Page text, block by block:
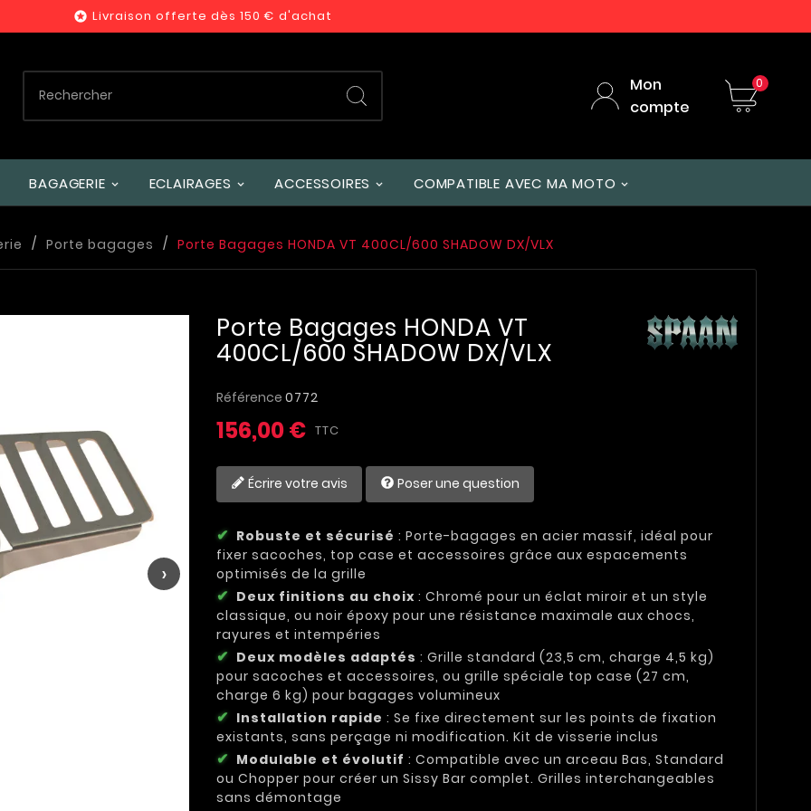
 Livraison offerte dès 150 € d'achat
Mon
compte
0
BAGAGERIE ECLAIRAGES ACCESSOIRES COMPATIBLE AVEC MA MOTO
Porte bagages Porte Bagages HONDA VT 400CL/600 SHADOW DX/VLX
›
Porte Bagages HONDA VT
400CL/600 SHADOW DX/VLX
Référence 0772
156,00 € TTC
Écrire votre avis Poser une question
Robuste et sécurisé : Porte-bagages en acier massif, idéal pour
fixer sacoches, top case et accessoires grâce aux espacements
optimisés de la grille
Deux finitions au choix : Chromé pour un éclat miroir et un style
classique, ou noir époxy pour une résistance maximale aux chocs,
rayures et intempéries
Deux modèles adaptés : Grille standard (23,5 cm, charge 4,5 kg)
pour sacoches et accessoires, ou grille spéciale top case (27 cm,
charge 6 kg) pour bagages volumineux
Installation rapide : Se fixe directement sur les points de fixation
existants, sans perçage ni modification. Kit de visserie inclus
Modulable et évolutif : Compatible avec un arceau Bas, Standard
ou Chopper pour créer un Sissy Bar complet. Grilles interchangeables
sans démontage